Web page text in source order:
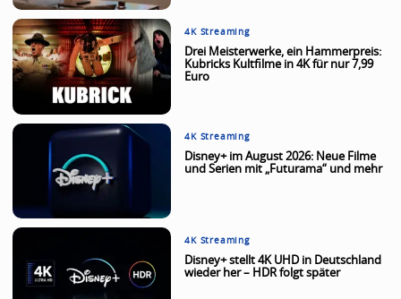
4K Streaming
Drei Meisterwerke, ein Hammerpreis:
Kubricks Kultfilme in 4K für nur 7,99
Euro
4K Streaming
Disney+ im August 2026: Neue Filme
und Serien mit „Futurama“ und mehr
4K Streaming
Disney+ stellt 4K UHD in Deutschland
wieder her – HDR folgt später